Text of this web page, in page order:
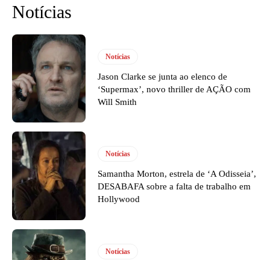
Notícias
Notícias
Jason Clarke se junta ao elenco de
‘Supermax’, novo thriller de AÇÃO com
Will Smith
Notícias
Samantha Morton, estrela de ‘A Odisseia’,
DESABAFA sobre a falta de trabalho em
Hollywood
Notícias